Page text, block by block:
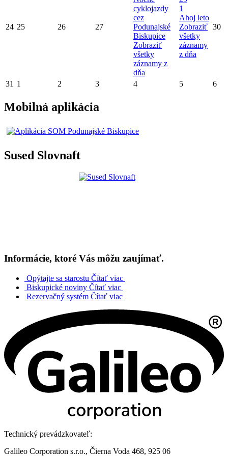
24 25 26 27
cyklojazdy
cez
Podunajské
Biskupice
Zobraziť
všetky
záznamy z
dňa
1
Ahoj leto
Zobraziť
všetky
záznamy
z dňa
30
31 1 2 3 4 5 6
Mobilná aplikácia
Sused Slovnaft
Informácie, ktoré Vás môžu zaujímať.
Opýtajte sa starostu Čítať viac
Biskupické noviny Čítať viac
Rezervačný systém Čítať viac
Technický prevádzkovateľ:
Galileo Corporation s.r.o., Čierna Voda 468, 925 06